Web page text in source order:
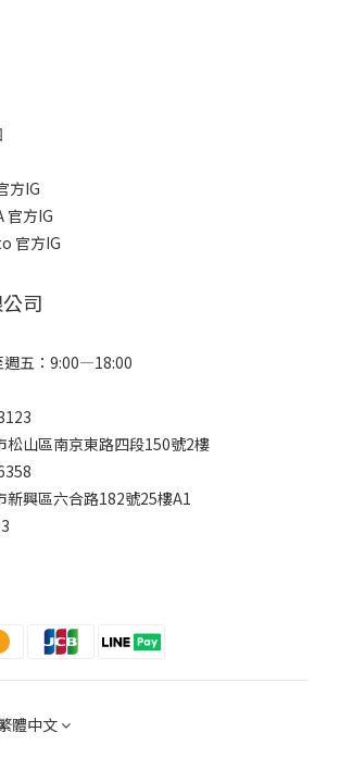
方IG
官方IG
官方IG
司
週五：9:00—18:00
松山區南京東路四段150號2樓
新興區六合路182號25樓A1
體中文